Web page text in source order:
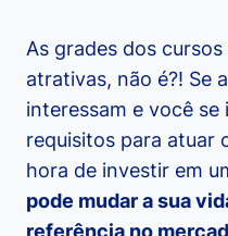
As grades dos
atrativas, não é?! Se
interessam e você
requisitos para atuar
hora de investir em
pode mudar a sua
referência no